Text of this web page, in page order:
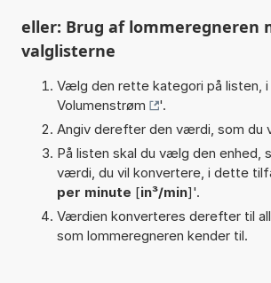
eller: Brug af lommeregneren
valglisterne
Vælg den rette kategori på
Volumenstrøm
'.
Angiv derefter den værdi, som du
På listen skal du vælg den enhed,
værdi, du vil konvertere, i dette
per minute [in³/min]'.
Værdien konverteres derefter til
som lommeregneren kender til.